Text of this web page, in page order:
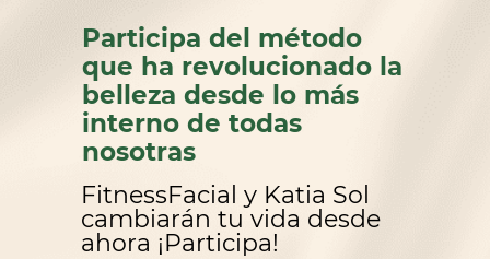
FitnessFacial y Katia Sol
cambiarán tu vida desde
ahora ¡Participa!
Participa del método
que ha revolucionado la
belleza desde lo más
interno de todas
nosotras